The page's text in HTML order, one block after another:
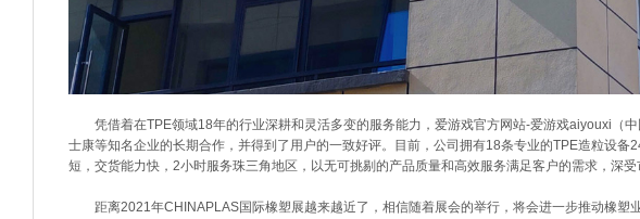
凭借着在TPE领域18年的行业深耕和灵活多变的服务能力，爱游戏官方网站-爱游戏aiyouxi（中
士康等知名企业的长期合作，并得到了用户的一致好评。目前，公司拥有18条专业的TPE造粒设备
短，交货能力快，2小时服务珠三角地区，以无可挑剔的产品质量和高效服务满足客户的需求，深受
距离2021年CHINAPLAS国际橡塑展越来越近了，相信随着展会的举行，将会进一步推动橡塑